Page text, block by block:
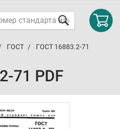
ГОСТ ГОСТ 16883.2-71
71 PDF